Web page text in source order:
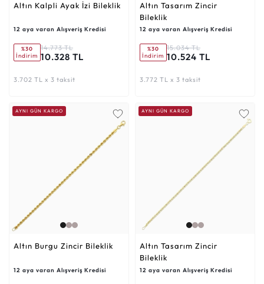
Altın Kalpli Ayak İzi Bileklik
12 aya varan Alışveriş Kredisi
%30
İndirim
14.773 TL
10.328 TL
3.702 TL x 3 taksit
Altın Tasarım Zincir
Bileklik
12 aya varan Alışveriş Kredisi
%30
İndirim
15.034 TL
10.524 TL
3.772 TL x 3 taksit
AYNI GÜN KARGO
Altın Burgu Zincir Bileklik
12 aya varan Alışveriş Kredisi
AYNI GÜN KARGO
Altın Tasarım Zincir
Bileklik
12 aya varan Alışveriş Kredisi